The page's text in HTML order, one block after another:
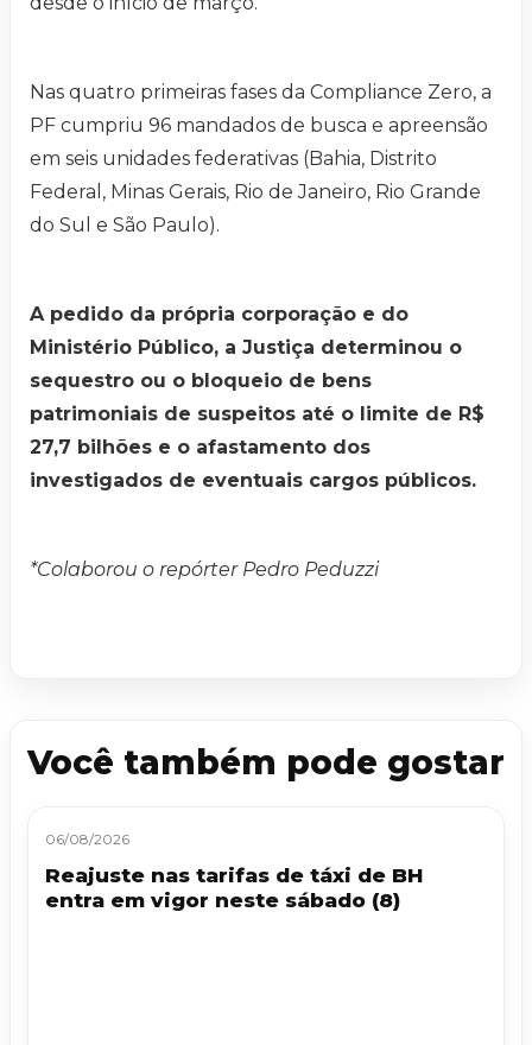
Nas quatro primeiras fases da Compliance Zero, a
PF cumpriu 96 mandados de busca e apreensão
em seis unidades federativas (Bahia, Distrito
Federal, Minas Gerais, Rio de Janeiro, Rio Grande
do Sul e São Paulo).
A pedido da própria corporação e do
Ministério Público, a Justiça determinou o
sequestro ou o bloqueio de bens
patrimoniais de suspeitos até o limite de R$
27,7 bilhões e o afastamento dos
investigados de eventuais cargos públicos.
*Colaborou o repórter Pedro Peduzzi
Você também pode gostar
06/08/2026
Reajuste nas tarifas de táxi de BH
entra em vigor neste sábado (8)